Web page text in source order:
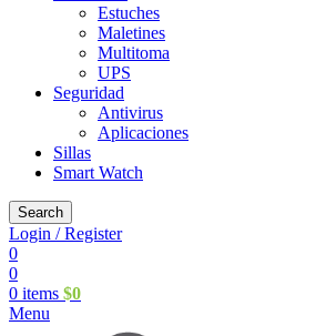
Estuches
Maletines
Multitoma
UPS
Seguridad
Antivirus
Aplicaciones
Sillas
Smart Watch
Search
Login / Register
0
0
0 items $0
Menu